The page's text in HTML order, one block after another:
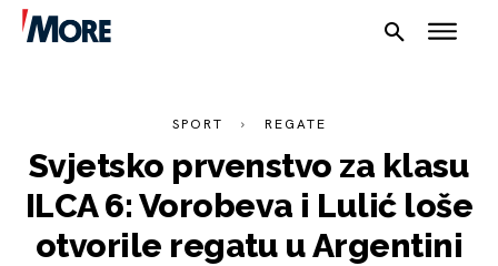
NAUTIKA
SPORT REGATE
Svjetsko prvenstvo za klasu
ILCA 6: Vorobeva i Lulić loše
otvorile regatu u Argentini